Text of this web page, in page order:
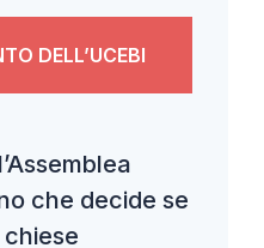
DELL’UCEBI
che decide se